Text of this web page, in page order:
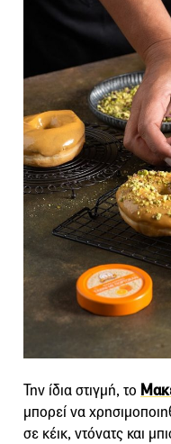
Την ίδια στιγμή, το
μπορεί να
σε κέικ, ντόνατς και